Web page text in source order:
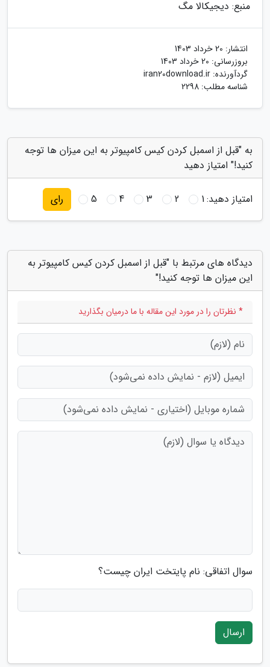
منبع: دیجیکالا مگ
انتشار: 20 خرداد 1403
بروزرسانی: 20 خرداد 1403
گردآورنده: iran20download.ir
شناسه مطلب: 2298
به "قبل از اسمبل کردن کیس کامپیوتر به این میزان ها توجه
کنید!" امتیاز دهید
امتیاز دهید:1
2
3
4
5 رای
دیدگاه های مرتبط با "قبل از اسمبل کردن کیس کامپیوتر به
این میزان ها توجه کنید!"
* نظرتان را در مورد این مقاله با ما درمیان بگذارید
سوال اتفاقی: نام پایتخت ایران چیست؟
ارسال